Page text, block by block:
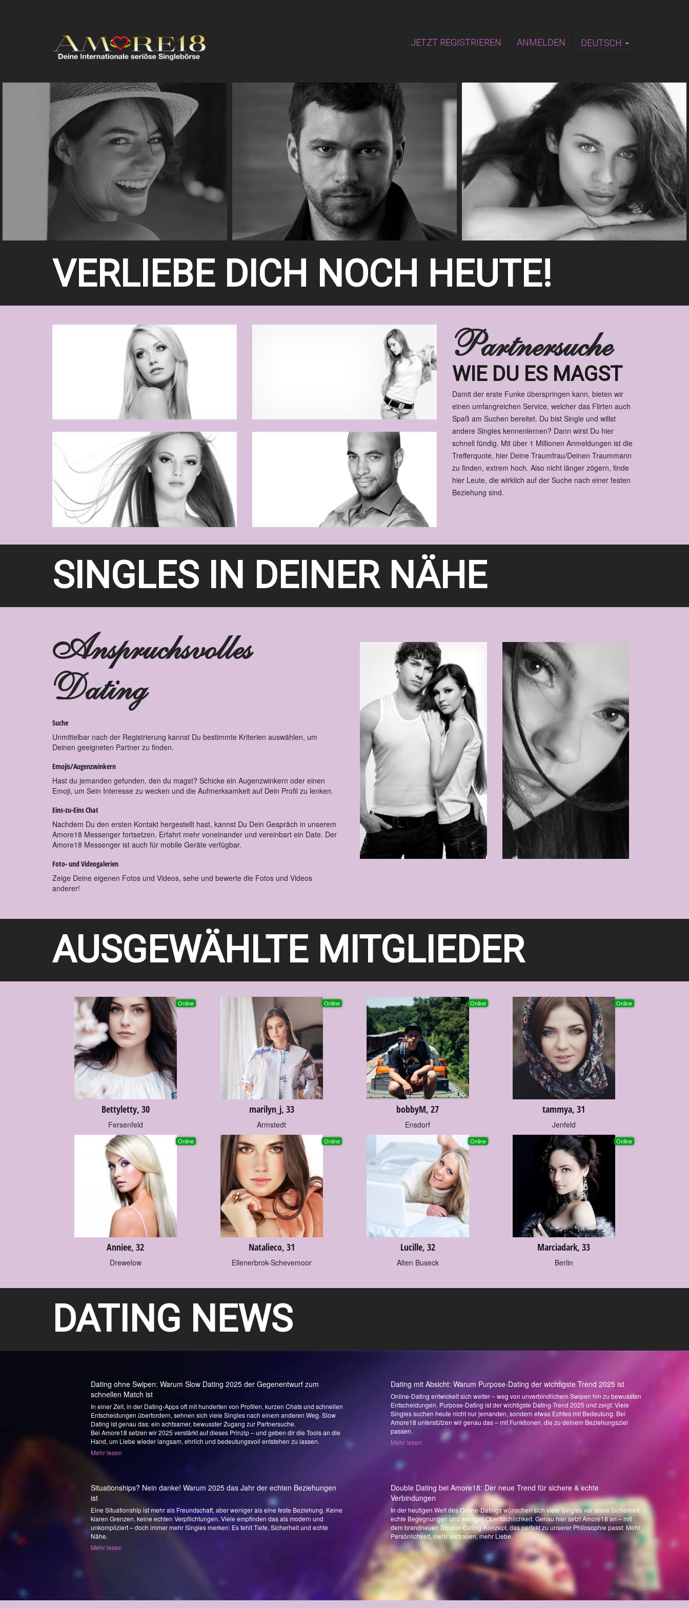
JETZT REGISTRIEREN ANMELDEN DEUTSCH
VERLIEBE DICH NOCH HEUTE!
Partnersuche
WIE DU ES MAGST
Damit der erste Funke überspringen kann, bieten wir
einen umfangreichen Service, welcher das Flirten auch
Spaß am Suchen bereitet. Du bist Single und willst
andere Singles kennenlernen? Dann wirst Du hier
schnell fündig. Mit über 1 Millionen Anmeldungen ist die
Trefferquote, hier Deine Traumfrau/Deinen Traummann
zu finden, extrem hoch. Also nicht länger zögern, finde
hier Leute, die wirklich auf der Suche nach einer festen
Beziehung sind.
SINGLES IN DEINER NÄHE
Anspruchsvolles
Dating
Suche
Unmittelbar nach der Registrierung kannst Du bestimmte Kriterien auswählen, um
Deinen geeigneten Partner zu finden.
Emojis/Augenzwinkern
Hast du jemanden gefunden, den du magst? Schicke ein Augenzwinkern oder einen
Emoji, um Sein Interesse zu wecken und die Aufmerksamkeit auf Dein Profil zu lenken.
Eins-zu-Eins Chat
Nachdem Du den ersten Kontakt hergestellt hast, kannst Du Dein Gespräch in unserem
Amore18 Messenger fortsetzen. Erfahrt mehr voneinander und vereinbart ein Date. Der
Amore18 Messenger ist auch für mobile Geräte verfügbar.
Foto- und Videogalerien
Zeige Deine eigenen Fotos und Videos, sehe und bewerte die Fotos und Videos
anderer!
AUSGEWÄHLTE MITGLIEDER
Online
Bettyletty, 30
Fersenfeld
Online
marilyn_j, 33
Armstedt
Online
bobbyM, 27
Ensdorf
Online
tammya, 31
Jenfeld
Online
Anniee, 32
Drewelow
Online
Natalieco, 31
Ellenerbrok-Schevemoor
Online
Lucille, 32
Alten Buseck
Online
Marciadark, 33
Berlin
DATING NEWS
Dating ohne Swipen: Warum Slow Dating 2025 der Gegenentwurf zum
schnellen Match ist
In einer Zeit, in der Dating-Apps oft mit hunderten von Profilen, kurzen Chats und schnellen
Entscheidungen überfordern, sehnen sich viele Singles nach einem anderen Weg. Slow
Dating ist genau das: ein achtsamer, bewusster Zugang zur Partnersuche.
Bei Amore18 setzen wir 2025 verstärkt auf dieses Prinzip – und geben dir die Tools an die
Hand, um Liebe wieder langsam, ehrlich und bedeutungsvoll entstehen zu lassen.
Mehr lesen
Dating mit Absicht: Warum Purpose-Dating der wichtigste Trend 2025 ist
Online-Dating entwickelt sich weiter – weg von unverbindlichem Swipen hin zu bewussten
Entscheidungen. Purpose-Dating ist der wichtigste Dating-Trend 2025 und zeigt: Viele
Singles suchen heute nicht nur jemanden, sondern etwas Echtes mit Bedeutung. Bei
Amore18 unterstützen wir genau das – mit Funktionen, die zu deinem Beziehungsziel
passen.
Mehr lesen
Situationships? Nein danke! Warum 2025 das Jahr der echten Beziehungen
ist
Eine Situationship ist mehr als Freundschaft, aber weniger als eine feste Beziehung. Keine
klaren Grenzen, keine echten Verpflichtungen. Viele empfinden das als modern und
unkompliziert – doch immer mehr Singles merken: Es fehlt Tiefe, Sicherheit und echte
Nähe.
Mehr lesen
Double Dating bei Amore18: Der neue Trend für sichere & echte
Verbindungen
In der heutigen Welt des Online-Datings wünschen sich viele Singles vor allem Sicherheit,
echte Begegnungen und weniger Oberflächlichkeit. Genau hier setzt Amore18 an – mit
dem brandneuen Double-Dating-Konzept, das perfekt zu unserer Philosophie passt: Mehr
Persönlichkeit, mehr Vertrauen, mehr Liebe.
Mehr lesen